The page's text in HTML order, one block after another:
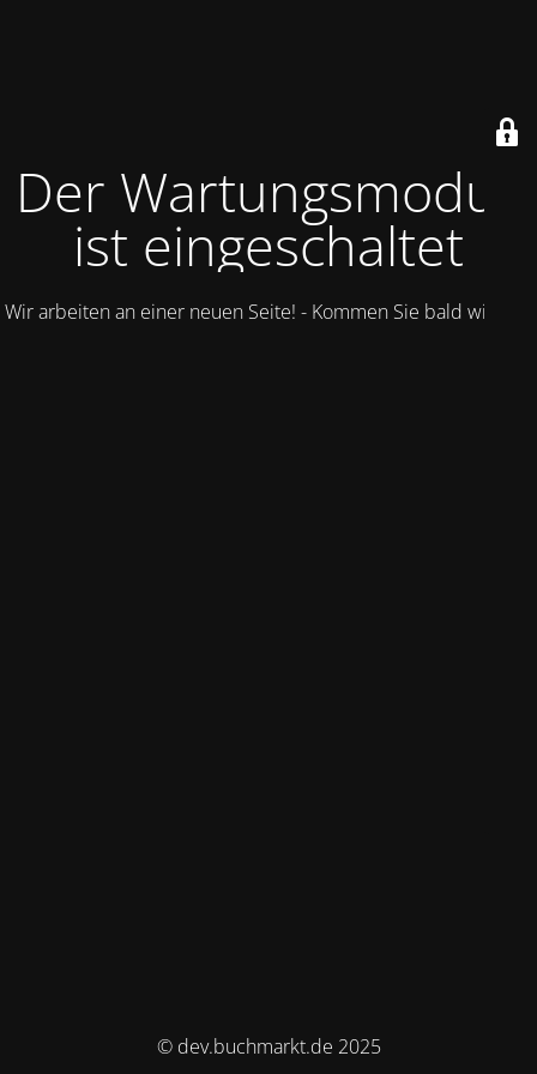
Der Wartungsmodus
ist eingeschaltet
Wir arbeiten an einer neuen Seite! - Kommen Sie bald wieder.
© dev.buchmarkt.de 2025